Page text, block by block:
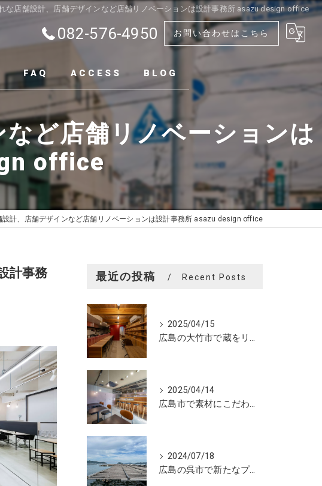
な店舗設計、店舗デザインなど店舗リノベーションは設計事務所 asazu design office
082-576-4950 お問い合わせはこちら
FAQ ACCESS BLOG
ど店舗リノベーションは
office
設計、店舗デザインなど店舗リノベーションは設計事務所 asazu design office
計事務
最近の投稿 Recent Posts
2025/04/15
広島の大竹市で蔵をリノベーションしたカフェの設計。店舗設計、店舗デザインはasazu design office
2025/04/14
広島市で素材にこだわった魅力的なおにぎり屋さんの設計。店舗設計、店舗デザインはasazu design office
2024/07/18
広島の呉市で新たなプロジェクトの現調